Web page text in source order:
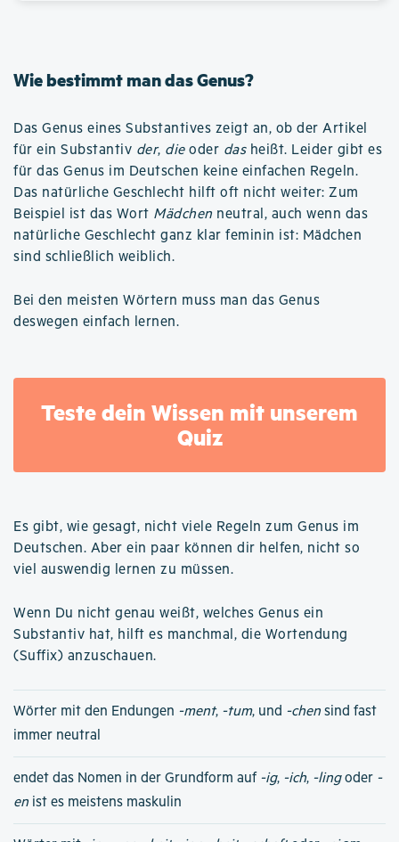
Wie bestimmt man das Genus?
Das Genus eines Substantives zeigt an, ob der Artikel
für ein Substantiv der, dieoder dasheißt. Leider gibt es
für das Genus im Deutschen keine einfachen Regeln.
Das natürliche Geschlecht hilft oft nicht weiter: Zum
Beispiel ist das Wort Mädchen neutral, auch wenn das
natürliche Geschlecht ganz klar feminin ist: Mädchen
sind schließlich weiblich.
Bei den meisten Wörtern muss man das Genus
deswegen einfach lernen.
Teste dein Wissen mit unserem
Quiz
Es gibt, wie gesagt, nicht viele Regeln zum Genus im
Deutschen. Aber ein paar können dir helfen, nicht so
viel auswendig lernen zu müssen.
Wenn Du nicht genau weißt, welches Genus ein
Substantiv hat, hilft es manchmal, die Wortendung
(Suffix) anzuschauen.
Wörter mit den Endungen -ment, -tum, und -chen sind fast
immer neutral
endet das Nomen in der Grundform auf -ig, -ich, -lingoder -
en ist es meistens maskulin